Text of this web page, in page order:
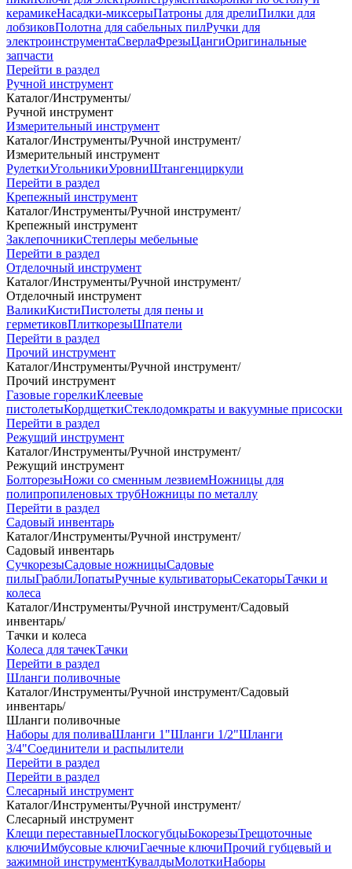
керамикеНасадки-миксерыПатроны для дрелиПилки для
лобзиковПолотна для сабельных пилРучки для
электроинструментаСверлаФрезыЦангиОригинальные
запчасти
Перейти в раздел
Ручной инструмент
Каталог/Инструменты/
Ручной инструмент
Измерительный инструмент
Каталог/Инструменты/Ручной инструмент/
Измерительный инструмент
РулеткиУгольникиУровниШтангенциркули
Перейти в раздел
Крепежный инструмент
Каталог/Инструменты/Ручной инструмент/
Крепежный инструмент
ЗаклепочникиСтеплеры мебельные
Перейти в раздел
Отделочный инструмент
Каталог/Инструменты/Ручной инструмент/
Отделочный инструмент
ВаликиКистиПистолеты для пены и
герметиковПлиткорезыШпатели
Перейти в раздел
Прочий инструмент
Каталог/Инструменты/Ручной инструмент/
Прочий инструмент
Газовые горелкиКлеевые
пистолетыКордщеткиСтеклодомкраты и вакуумные присоски
Перейти в раздел
Режущий инструмент
Каталог/Инструменты/Ручной инструмент/
Режущий инструмент
БолторезыНожи со сменным лезвиемНожницы для
полипропиленовых трубНожницы по металлу
Перейти в раздел
Садовый инвентарь
Каталог/Инструменты/Ручной инструмент/
Садовый инвентарь
СучкорезыСадовые ножницыСадовые
пилыГраблиЛопатыРучные культиваторыСекаторыТачки и
колеса
Каталог/Инструменты/Ручной инструмент/Садовый
инвентарь/
Тачки и колеса
Колеса для тачекТачки
Перейти в раздел
Шланги поливочные
Каталог/Инструменты/Ручной инструмент/Садовый
инвентарь/
Шланги поливочные
Наборы для поливаШланги 1"Шланги 1/2"Шланги
3/4"Соединители и распылители
Перейти в раздел
Перейти в раздел
Слесарный инструмент
Каталог/Инструменты/Ручной инструмент/
Слесарный инструмент
Клещи переставныеПлоскогубцыБокорезыТрещоточные
ключиИмбусовые ключиГаечные ключиПрочий губцевый и
зажимной инструментКувалдыМолоткиНаборы